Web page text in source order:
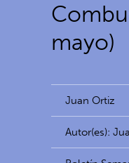
mayo)
Juan Ortiz
Autor(es):